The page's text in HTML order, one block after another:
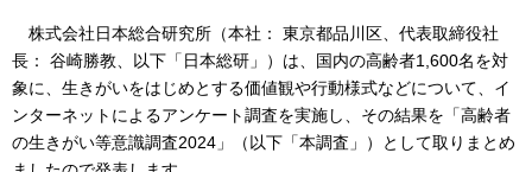
株式会社日本総合研究所（本社： 東京都品川区、代表取締役社
長： 谷崎勝教、以下「日本総研」）は、国内の高齢者1,600名を対
象に、生きがいをはじめとする価値観や行動様式などについて、イ
ンターネットによるアンケート調査を実施し、その結果を「高齢者
の生きがい等意識調査2024」（以下「本調査」）として取りまとめ